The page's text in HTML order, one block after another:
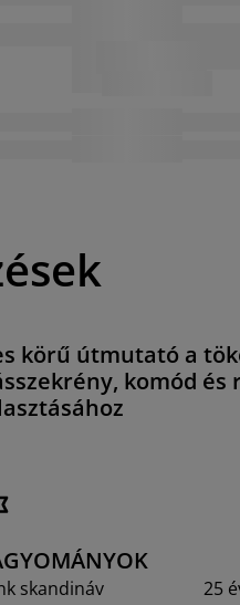
körű útmutató a
komód és
skandináv
25